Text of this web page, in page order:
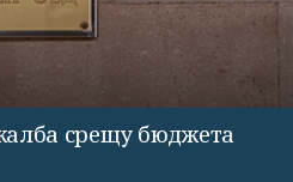
срещу бюджета